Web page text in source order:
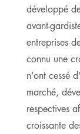
développé
avant-
entreprises
connu une
n’ont cessé
marché,
respectives
croissante